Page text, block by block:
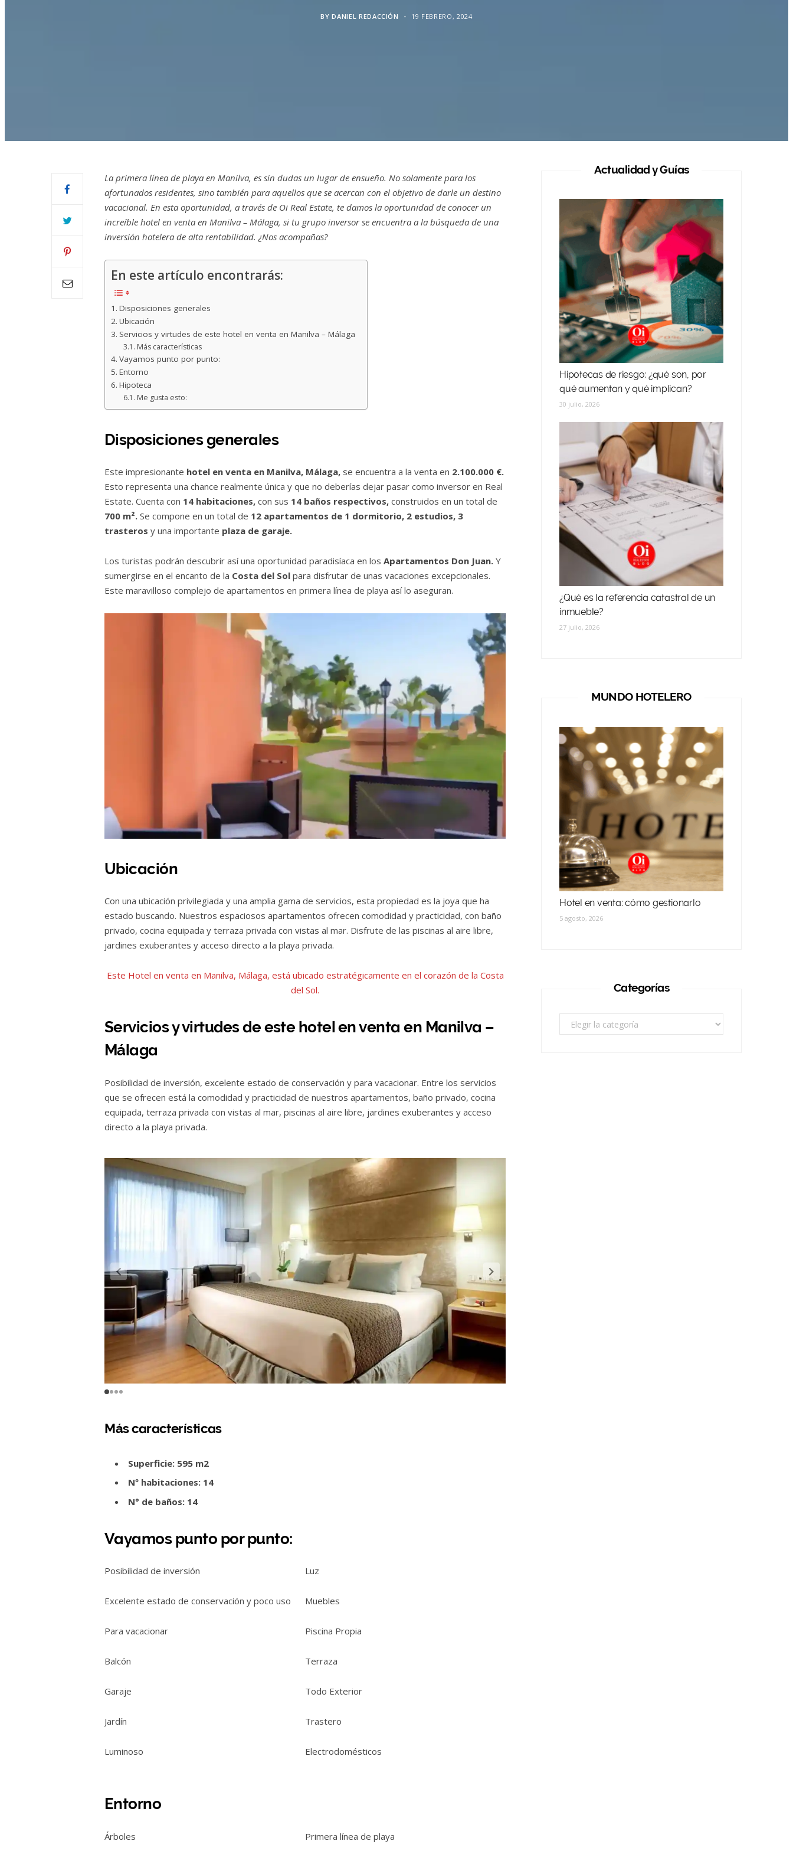
BYDANIEL REDACCIÓN 19 FEBRERO, 2024
La primera línea de playa en Manilva, es sin dudas un lugar de ensueño. No solamente para los
afortunados residentes, sino también para aquellos que se acercan con el objetivo de darle un destino
vacacional. En esta oportunidad, a través de Oi Real Estate, te damos la oportunidad de conocer un
increíble hotel en venta en Manilva – Málaga, si tu grupo inversor se encuentra a la búsqueda de una
inversión hotelera de alta rentabilidad. ¿Nos acompañas?
En este artículo encontrarás:
Disposiciones generales
Ubicación
Servicios y virtudes de este hotel en venta en Manilva – Málaga
Más características
Vayamos punto por punto:
Entorno
Hipoteca
Me gusta esto:
Disposiciones generales
Este impresionante hotel en venta en Manilva, Málaga, se encuentra a la venta en 2.100.000 €.
Esto representa una chance realmente única y que no deberías dejar pasar como inversor en Real
Estate. Cuenta con 14 habitaciones, con sus 14 baños respectivos, construidos en un total de
700 m². Se compone en un total de 12 apartamentos de 1 dormitorio, 2 estudios, 3
trasteros y una importante plaza de garaje.
Los turistas podrán descubrir así una oportunidad paradisíaca en los Apartamentos Don Juan. Y
sumergirse en el encanto de la Costa del Sol para disfrutar de unas vacaciones excepcionales.
Este maravilloso complejo de apartamentos en primera línea de playa así lo aseguran.
Ubicación
Con una ubicación privilegiada y una amplia gama de servicios, esta propiedad es la joya que ha
estado buscando. Nuestros espaciosos apartamentos ofrecen comodidad y practicidad, con baño
privado, cocina equipada y terraza privada con vistas al mar. Disfrute de las piscinas al aire libre,
jardines exuberantes y acceso directo a la playa privada.
Este Hotel en venta en Manilva, Málaga, está ubicado estratégicamente en el corazón de la Costa
del Sol.
Servicios y virtudes de este hotel en venta en Manilva –
Málaga
Posibilidad de inversión, excelente estado de conservación y para vacacionar. Entre los servicios
que se ofrecen está la comodidad y practicidad de nuestros apartamentos, baño privado, cocina
equipada, terraza privada con vistas al mar, piscinas al aire libre, jardines exuberantes y acceso
directo a la playa privada.
Más características
Superficie: 595 m2
Nº habitaciones: 14
N° de baños: 14
Vayamos punto por punto:
Posibilidad de inversión
Excelente estado de conservación y poco uso
Para vacacionar
Balcón
Garaje
Jardín
Luminoso
Luz
Muebles
Piscina Propia
Terraza
Todo Exterior
Trastero
Electrodomésticos
Entorno
Árboles Primera línea de playa
Actualidad y Guías
Hipotecas de riesgo: ¿qué son, por
qué aumentan y qué implican?
30 julio, 2026
¿Qué es la referencia catastral de un
inmueble?
27 julio, 2026
MUNDO HOTELERO
Hotel en venta: cómo gestionarlo
5 agosto, 2026
Categorías
Categorías